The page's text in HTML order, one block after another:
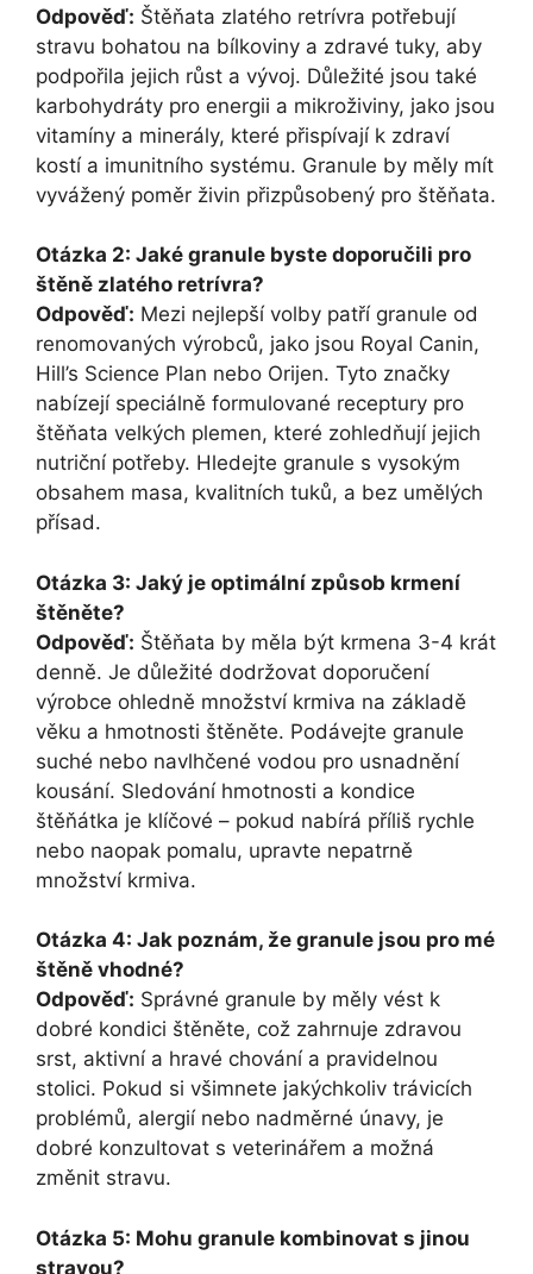
Odpověď: Štěňata zlatého retrívra potřebují
stravu bohatou na bílkoviny a zdravé tuky, aby
podpořila jejich růst a vývoj. Důležité jsou také
karbohydráty pro energii a mikroživiny, jako jsou
vitamíny a minerály, které přispívají k zdraví
kostí a imunitního systému. Granule by měly mít
vyvážený poměr živin přizpůsobený pro štěňata.
Otázka 2: Jaké granule byste doporučili pro
štěně zlatého retrívra?
Odpověď: Mezi nejlepší volby patří granule od
renomovaných výrobců, jako jsou Royal Canin,
Hill’s Science Plan nebo Orijen. Tyto značky
nabízejí speciálně formulované receptury pro
štěňata velkých plemen, které zohledňují jejich
nutriční potřeby. Hledejte granule s vysokým
obsahem masa, kvalitních tuků, a bez umělých
přísad.
Otázka 3: Jaký je optimální způsob krmení
štěněte?
Odpověď: Štěňata by měla být krmena 3-4 krát
denně. Je důležité dodržovat doporučení
výrobce ohledně množství krmiva na základě
věku a hmotnosti štěněte. Podávejte granule
suché nebo navlhčené vodou pro usnadnění
kousání. Sledování hmotnosti a kondice
štěňátka je klíčové – pokud nabírá příliš rychle
nebo naopak pomalu, upravte nepatrně
množství krmiva.
Otázka 4: Jak poznám, že granule jsou pro mé
štěně vhodné?
Odpověď: Správné granule by měly vést k
dobré kondici štěněte, což zahrnuje zdravou
srst, aktivní a hravé chování a pravidelnou
stolici. Pokud si všimnete jakýchkoliv trávicích
problémů, alergií nebo nadměrné únavy, je
dobré konzultovat s veterinářem a možná
změnit stravu.
Otázka 5: Mohu granule kombinovat s jinou
stravou?